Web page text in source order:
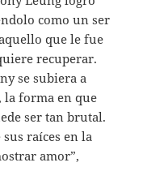
como un ser
que le fue
recuperar.
se subiera a
la forma en que
ser tan brutal.
raíces en la
amor”,